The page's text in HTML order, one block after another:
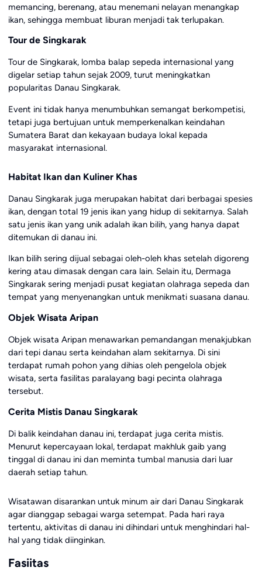
memancing, berenang, atau menemani nelayan menangkap
ikan, sehingga membuat liburan menjadi tak terlupakan.
Tour de Singkarak
Tour de Singkarak, lomba balap sepeda internasional yang
digelar setiap tahun sejak 2009, turut meningkatkan
popularitas Danau Singkarak.
Event ini tidak hanya menumbuhkan semangat berkompetisi,
tetapi juga bertujuan untuk memperkenalkan keindahan
Sumatera Barat dan kekayaan budaya lokal kepada
masyarakat internasional.
Habitat Ikan dan Kuliner Khas
Danau Singkarak juga merupakan habitat dari berbagai spesies
ikan, dengan total 19 jenis ikan yang hidup di sekitarnya. Salah
satu jenis ikan yang unik adalah ikan bilih, yang hanya dapat
ditemukan di danau ini.
Ikan bilih sering dijual sebagai oleh-oleh khas setelah digoreng
kering atau dimasak dengan cara lain. Selain itu, Dermaga
Singkarak sering menjadi pusat kegiatan olahraga sepeda dan
tempat yang menyenangkan untuk menikmati suasana danau.
Objek Wisata Aripan
Objek wisata Aripan menawarkan pemandangan menakjubkan
dari tepi danau serta keindahan alam sekitarnya. Di sini
terdapat rumah pohon yang dihias oleh pengelola objek
wisata, serta fasilitas paralayang bagi pecinta olahraga
tersebut.
Cerita Mistis Danau Singkarak
Di balik keindahan danau ini, terdapat juga cerita mistis.
Menurut kepercayaan lokal, terdapat makhluk gaib yang
tinggal di danau ini dan meminta tumbal manusia dari luar
daerah setiap tahun.
Wisatawan disarankan untuk minum air dari Danau Singkarak
agar dianggap sebagai warga setempat. Pada hari raya
tertentu, aktivitas di danau ini dihindari untuk menghindari hal-
hal yang tidak diinginkan.
Fasiitas